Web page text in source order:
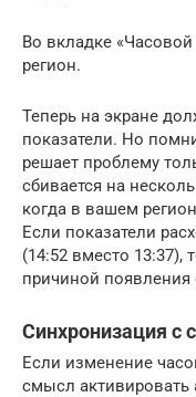
Во вкладке
регион.
Теперь на экране
показатели. Но
решает проблему
сбивается на
когда в вашем
Если показатели
(14:52 вместо 13:37),
причиной
Синхронизация с
Если изменение
смысл активировать